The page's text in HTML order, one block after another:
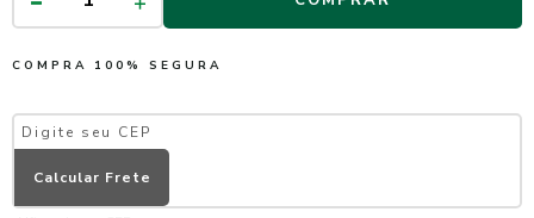
COMPRA 100% SEGURA